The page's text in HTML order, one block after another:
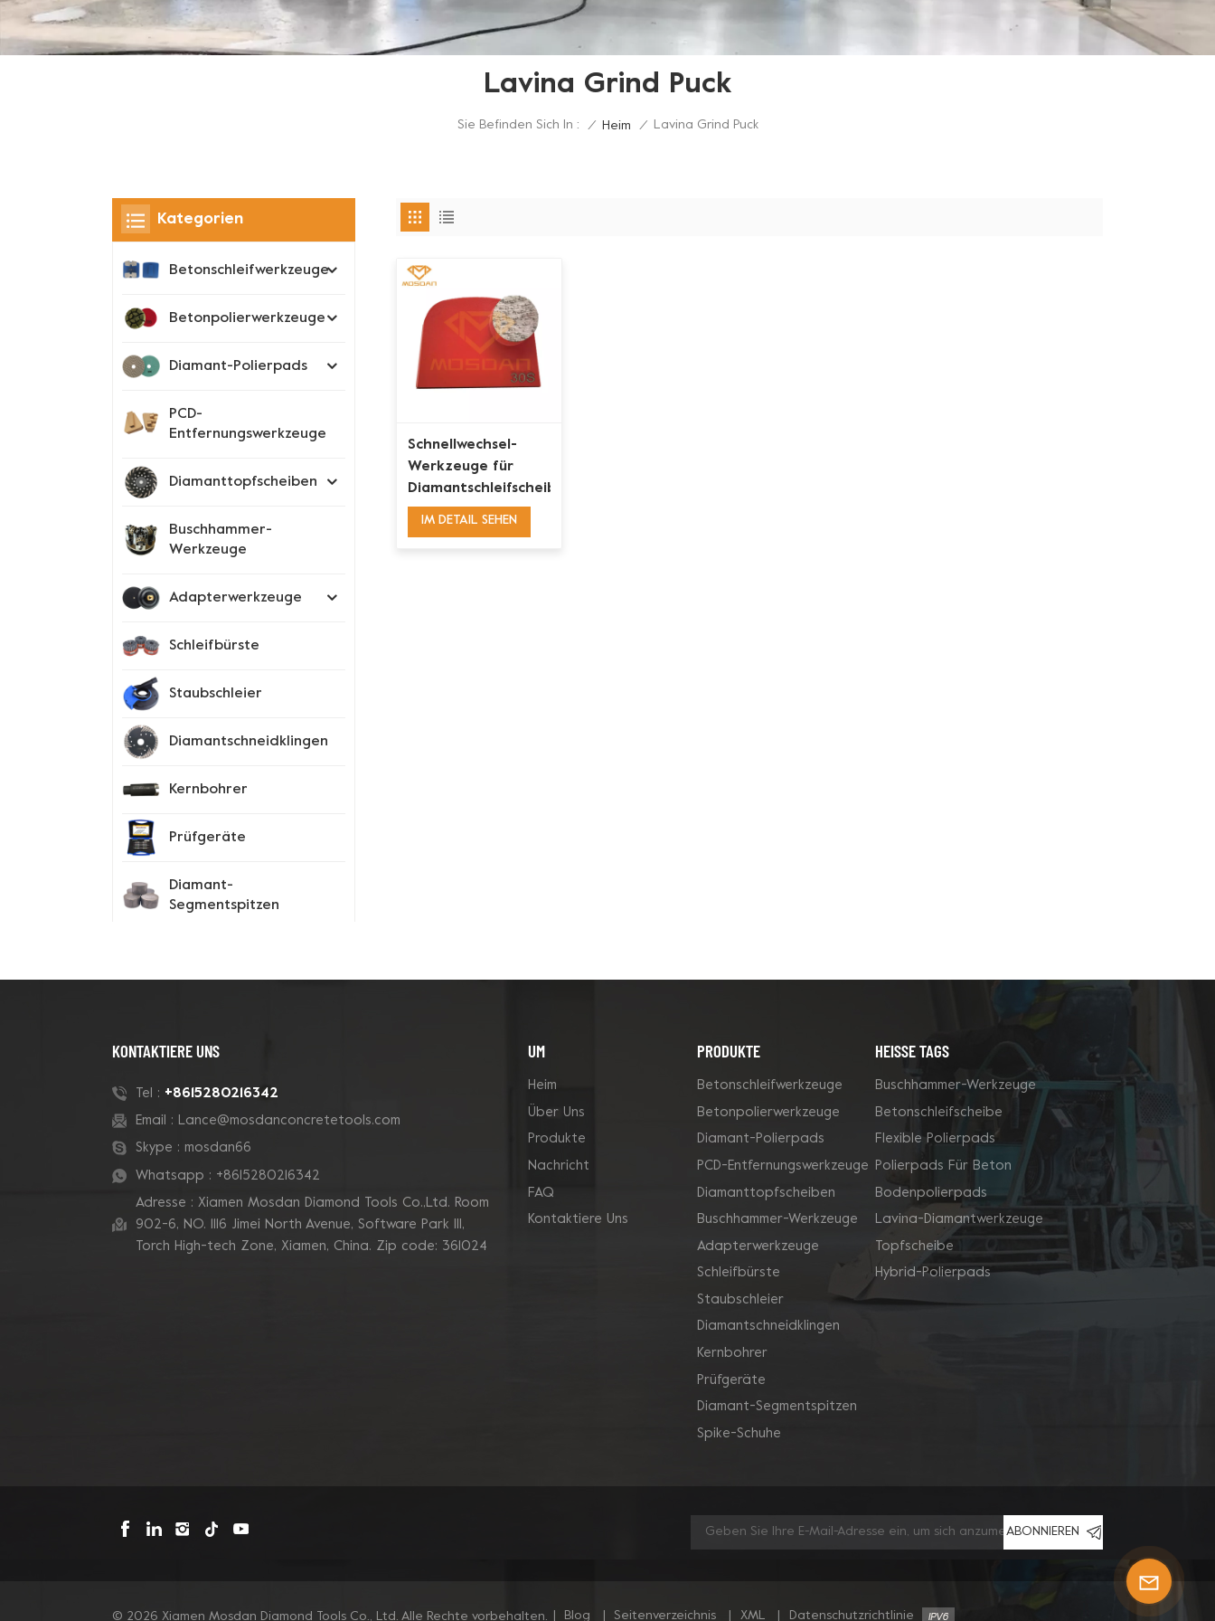
Lavina Grind Puck
Sie Befinden Sich In : / Heim / Lavina Grind Puck
Schnellwechsel-
Werkzeuge für
Diamantschleifscheiben
mit einem runden
IM DETAIL SEHEN
Kategorien
Betonschleifwerkzeuge
Betonpolierwerkzeuge
Diamant-Polierpads
PCD-
Entfernungswerkzeuge
Diamanttopfscheiben
Buschhammer-
Werkzeuge
Adapterwerkzeuge
Schleifbürste
Staubschleier
Diamantschneidklingen
Kernbohrer
Prüfgeräte
Diamant-
Segmentspitzen
180-mm-Rohr-Grizzly-
Betontopfschleifscheibe
7-Zoll-10-V-Segment-
Diamanttopfscheibe
zum Schleifen von
Betonkanten
Eckkanten
KONTAKTIERE UNS
Tel : +8615280216342
Email : Lance@mosdanconcretetools.com
Skype : mosdan66
Whatsapp : +8615280216342
Adresse : Xiamen Mosdan Diamond Tools Co.,Ltd. Room
902-6, NO. 1116 Jimei North Avenue, Software Park Ill,
Torch High-tech Zone, Xiamen, China. Zip code: 361024
UM
Heim
Über Uns
Produkte
Nachricht
FAQ
Kontaktiere Uns
PRODUKTE
Betonschleifwerkzeuge
Betonpolierwerkzeuge
Diamant-Polierpads
PCD-Entfernungswerkzeuge
Diamanttopfscheiben
Buschhammer-Werkzeuge
Adapterwerkzeuge
Schleifbürste
Staubschleier
Diamantschneidklingen
Kernbohrer
Prüfgeräte
Diamant-Segmentspitzen
Spike-Schuhe
HEISSE TAGS
Buschhammer-Werkzeuge
Betonschleifscheibe
Flexible Polierpads
Polierpads Für Beton
Bodenpolierpads
Lavina-Diamantwerkzeuge
Topfscheibe
Hybrid-Polierpads
ABONNIEREN
© 2026 Xiamen Mosdan Diamond Tools Co., Ltd. Alle Rechte vorbehalten. Blog Seitenverzeichnis XML Datenschutzrichtlinie